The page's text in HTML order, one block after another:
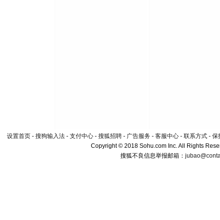
设置首页 - 搜狗输入法 - 支付中心 - 搜狐招聘 - 广告服务 - 客服中心 - 联系方式 - 保
Copyright © 2018 Sohu.com Inc. All Rights
搜狐不良信息举报邮箱：